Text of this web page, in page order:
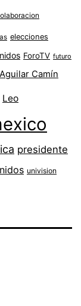
elecciones
ForoTV futuro
Camín
Leo
presidente
univision